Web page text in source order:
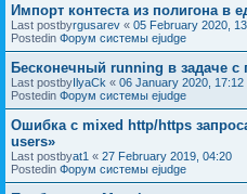
Импорт контеста из полигона в
Last postbyrgusarev « 05 February 2020,
Postedin Форум системы ejudge
Бесконечный running в задаче с
Last postbyIlyaCk « 06 January 2020, 17:12
Postedin Форум системы ejudge
Ошибка с mixed http/https
users»
Last postbyat1 « 27 February 2019, 04:20
Postedin Форум системы ejudge